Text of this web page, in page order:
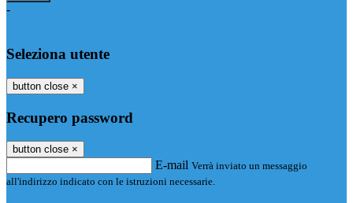
-
Seleziona utente
button close ×
Recupero password
button close ×
E-mail Verrà inviato un messaggio
all'indirizzo indicato con le istruzioni necessarie.